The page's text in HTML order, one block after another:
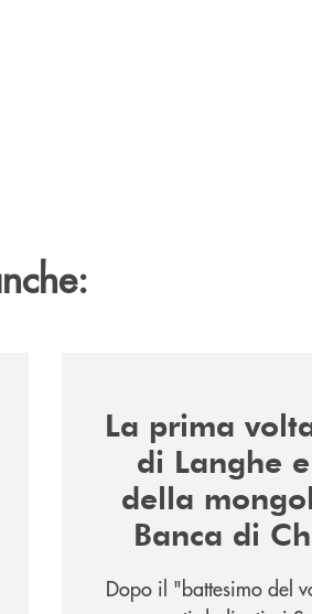
La prima
di Langhe
della
Banca di
Dopo il "battesimo del